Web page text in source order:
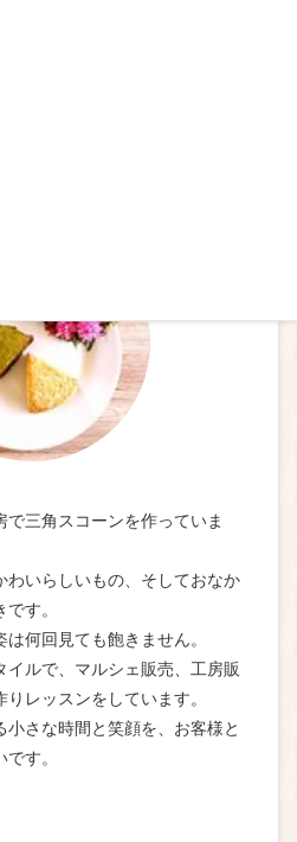
三角スコーンを作っていま
わいらしいもの、そしておなか
す。
何回見ても飽きません。
イルで、マルシェ販売、工房販
レッスンをしています。
さな時間と笑顔を、お客様と
す。